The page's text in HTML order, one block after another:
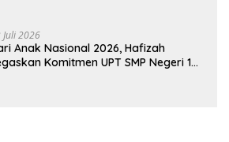
Juli 2026
Anak Nasional 2026, Hafizah
Komitmen UPT SMP Negeri 1